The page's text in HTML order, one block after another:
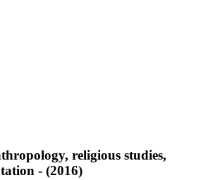
religious studies,
- (2016)